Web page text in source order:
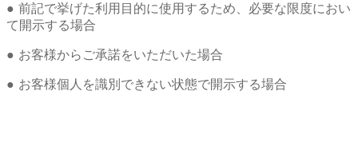
● 前記で挙げた利用目的に使用するため、必要な限度におい
て開示する場合
● お客様からご承諾をいただいた場合
● お客様個人を識別できない状態で開示する場合